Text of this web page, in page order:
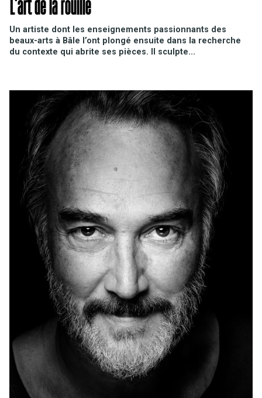
L'art de la rouille
Un artiste dont les enseignements passionnants des
beaux-arts à Bâle l’ont plongé ensuite dans la recherche
du contexte qui abrite ses pièces. Il sculpte...